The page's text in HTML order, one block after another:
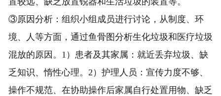
③原因分析：组织小组成员进行讨论，从制度、环
境、人等方面，通过鱼骨图分析生化垃圾和医疗垃圾
混放的原因。1）患者及其家属：就近丢弃垃圾、缺
乏知识、惰性心理。2）护理人员：宣传力度不够、
操作不规范、在协助操作后家属自行处置用物、缺乏